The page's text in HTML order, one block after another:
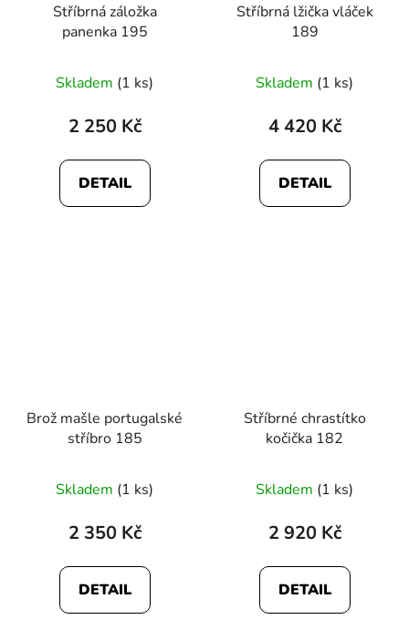
Stříbrná záložka
panenka 195
Skladem (1 ks)
2 250 Kč
DETAIL
Stříbrná lžička vláček
189
Skladem (1 ks)
4 420 Kč
DETAIL
Brož mašle portugalské
stříbro 185
Skladem (1 ks)
2 350 Kč
DETAIL
Stříbrné chrastítko
kočička 182
Skladem (1 ks)
2 920 Kč
DETAIL